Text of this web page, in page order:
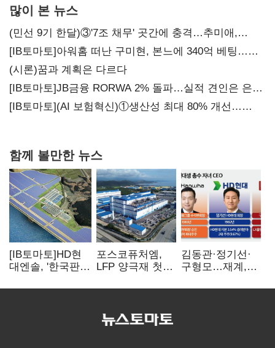
많이 본 뉴스
(민선 9기 한달)③'7조 채무' 곳간에 충격…추미애,
20년만에 '비상재정' 선언 승부수
[IB토마토]아워홈 떠난 구미현, 본느에 340억 베팅…
가족 지배체제 구축
(시론)꿈과 계획은 다르다
[IB토마토]JB금융 RORWA 2% 돌파…실적 견인은 은행
아닌 캐피탈
[IB토마토](AI 보험혁신)①생산성 최대 80% 개선…
함께 볼만한 뉴스
[IB토마토]HD현
대엔솔, '한국판
세액공제 선택이
포스코퓨처엠,
LFP 양극재 첫
ESS 시장 공략
김동관·정기선·
구형모…재계,
전성시대